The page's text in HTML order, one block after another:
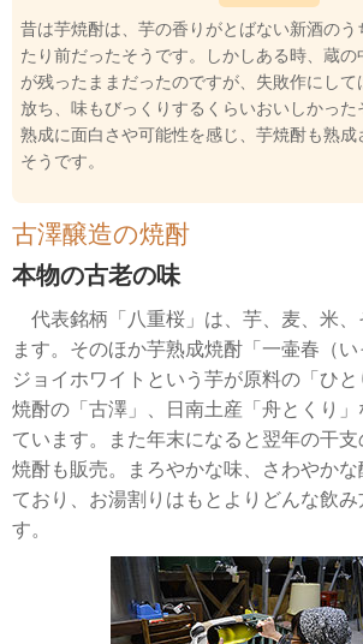
昔は芋焼酎は、芋の香りがとばない新酒のう
たり前だったそうです。しかしある時、蔵
が残ったままだったのですが、失敗作にして
放ち、味もびっくりするくらいおいしかった
熟成に面白さや可能性を感じ、芋焼酎も熟成
そうです。
古澤醸造の焼酎
本物の古老の味
代表銘柄「八重桜」は、芋、麦、米、
ます。そのほか芋熟成焼酎「一壷春（
ジョイホワイトという芋が原料の「ひ
焼酎の「古澤」、日南土産「舟とくり
ています。また年末になると翌年の干
焼酎も販売。まろやかな味、さわやか
ており、お湯割りはもとよりどんな飲
す。